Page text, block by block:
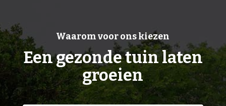
Waarom voor ons kiezen
Een gezonde tuin laten
groeien